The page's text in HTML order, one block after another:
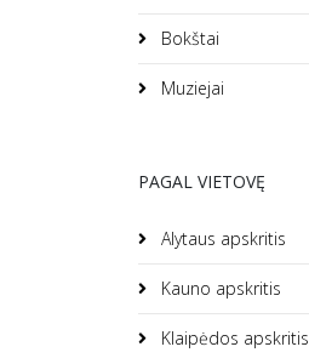
Bokštai
Muziejai
PAGAL VIETOVĘ
Alytaus apskritis
Kauno apskritis
Klaipėdos apskritis